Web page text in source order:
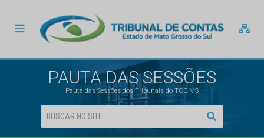
PAUTA DAS SESSÕES
Pauta das Sessões dos Tribunais do TCE MS